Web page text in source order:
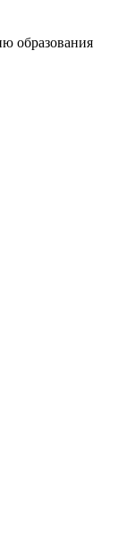
образования